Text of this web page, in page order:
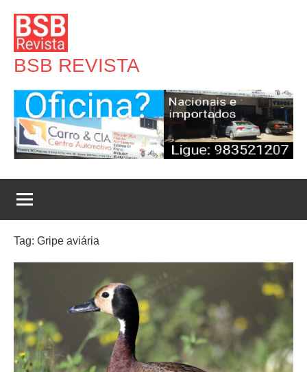
para
conteúdo
BSB REVISTA
Tag: Gripe aviária